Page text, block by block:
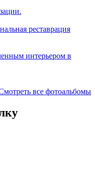
реставрация
интерьером в
все фотоальбомы